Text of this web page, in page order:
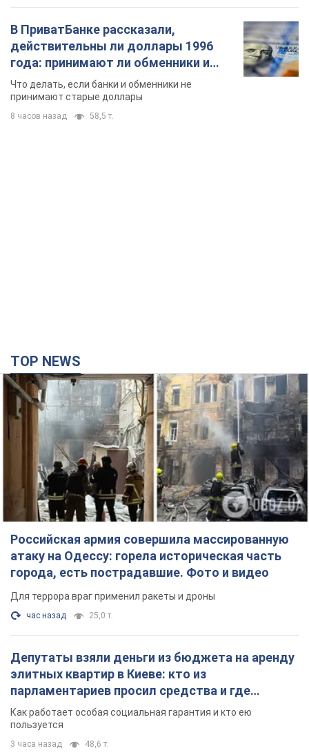
В ПриватБанке рассказали,
действительны ли доллары 1996
года: принимают ли обменники и
банки такие купюры
Что делать, если банки и обменники не
принимают старые доллары
8 часов назад 58,5 т.
TOP NEWS
Российская армия совершила массированную
атаку на Одессу: горела историческая часть
города, есть пострадавшие. Фото и видео
Для террора враг применил ракеты и дроны
час назад 25,0 т.
Депутаты взяли деньги из бюджета на аренду
элитных квартир в Киеве: кто из
парламентариев просил средства и где
поселился
Как работает особая социальная гарантия и кто ею
пользуется
3 часа назад 48,6 т.